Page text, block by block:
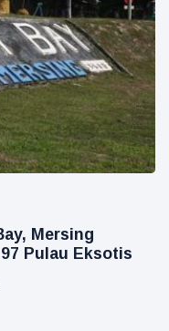
Mersing
Pulau Eksotis